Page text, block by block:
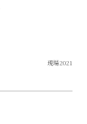
現場2021